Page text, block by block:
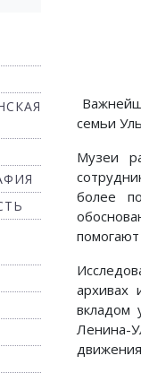
семьи
Музеи
более
архивах
вкладом
Ленина-